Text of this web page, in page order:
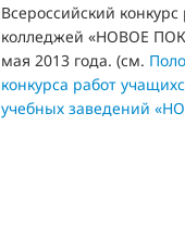
Всероссийский
колледжей «НОВОЕ
мая 2013 года. (см.
конкурса работ
учебных заведений